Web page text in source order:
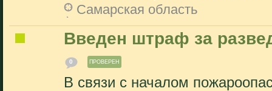
Самарская область
Введен штраф за
0 ПРОВЕРЕН
В связи с началом